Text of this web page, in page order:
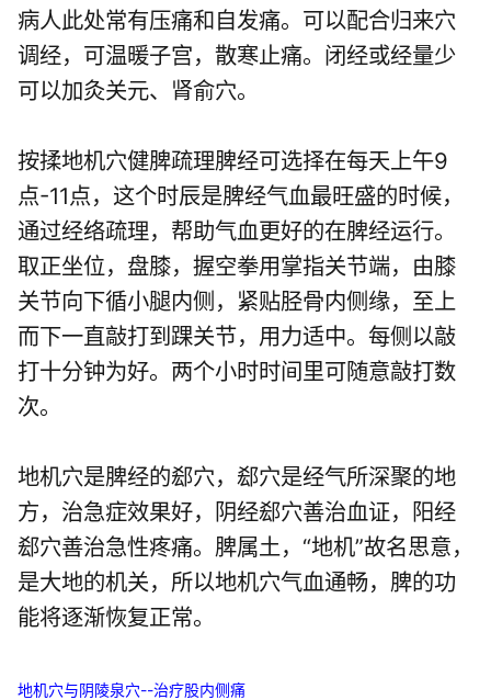
病人此处常有压痛和自发痛。可以配合归来穴
调经，可温暖子宫，散寒止痛。闭经或经量少
可以加灸关元、肾俞穴。
按揉地机穴健脾疏理脾经可选择在每天上午9
点-11点，这个时辰是脾经气血最旺盛的时候，
通过经络疏理，帮助气血更好的在脾经运行。
取正坐位，盘膝，握空拳用掌指关节端，由膝
关节向下循小腿内侧，紧贴胫骨内侧缘，至上
而下一直敲打到踝关节，用力适中。每侧以敲
打十分钟为好。两个小时时间里可随意敲打数
次。
地机穴是脾经的郄穴，郄穴是经气所深聚的地
方，治急症效果好，阴经郄穴善治血证，阳经
郄穴善治急性疼痛。脾属土，“地机”故名思意，
是大地的机关，所以地机穴气血通畅，脾的功
能将逐渐恢复正常。
地机穴与阴陵泉穴--治疗股内侧痛